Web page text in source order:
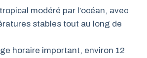
modéré par l’océan, avec
stables tout au long de
horaire important, environ 12